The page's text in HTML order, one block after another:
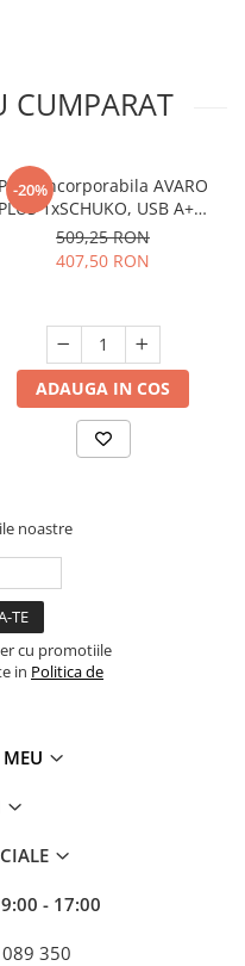
CUMPARAT
-20%
Priza incorporabila AVARO
PLUS 1xSCHUKO, USB A+C,
incarcare WIRELESS, cablu
1.5 ml, alb
509,25 RON
407,50 RON
ADAUGA IN COS
noastre
cu promotiile
in Politica de
9:00 - 17:00
350